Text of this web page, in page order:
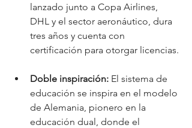
lanzado junto a Copa Airlines,
DHL y el sector aeronáutico, dura
tres años y cuenta con
certificación para otorgar licencias.
Doble inspiración: El sistema de
educación se inspira en el modelo
de Alemania, pionero en la
educación dual, donde el